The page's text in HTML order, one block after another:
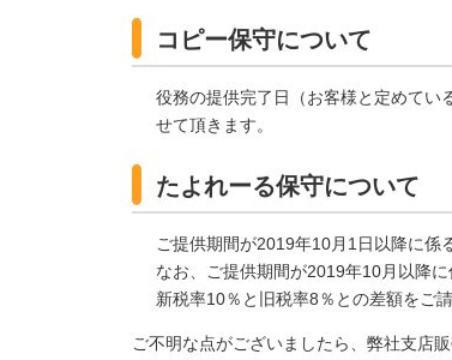
コピー保守について
役務の提供完了日（お客様と定めてい
せて頂きます。
たよれーる保守について
ご提供期間が2019年10月1日以降に係
なお、ご提供期間が2019年10月以降
新税率10％と旧税率8％との差額をご
ご不明な点がございましたら、弊社支店